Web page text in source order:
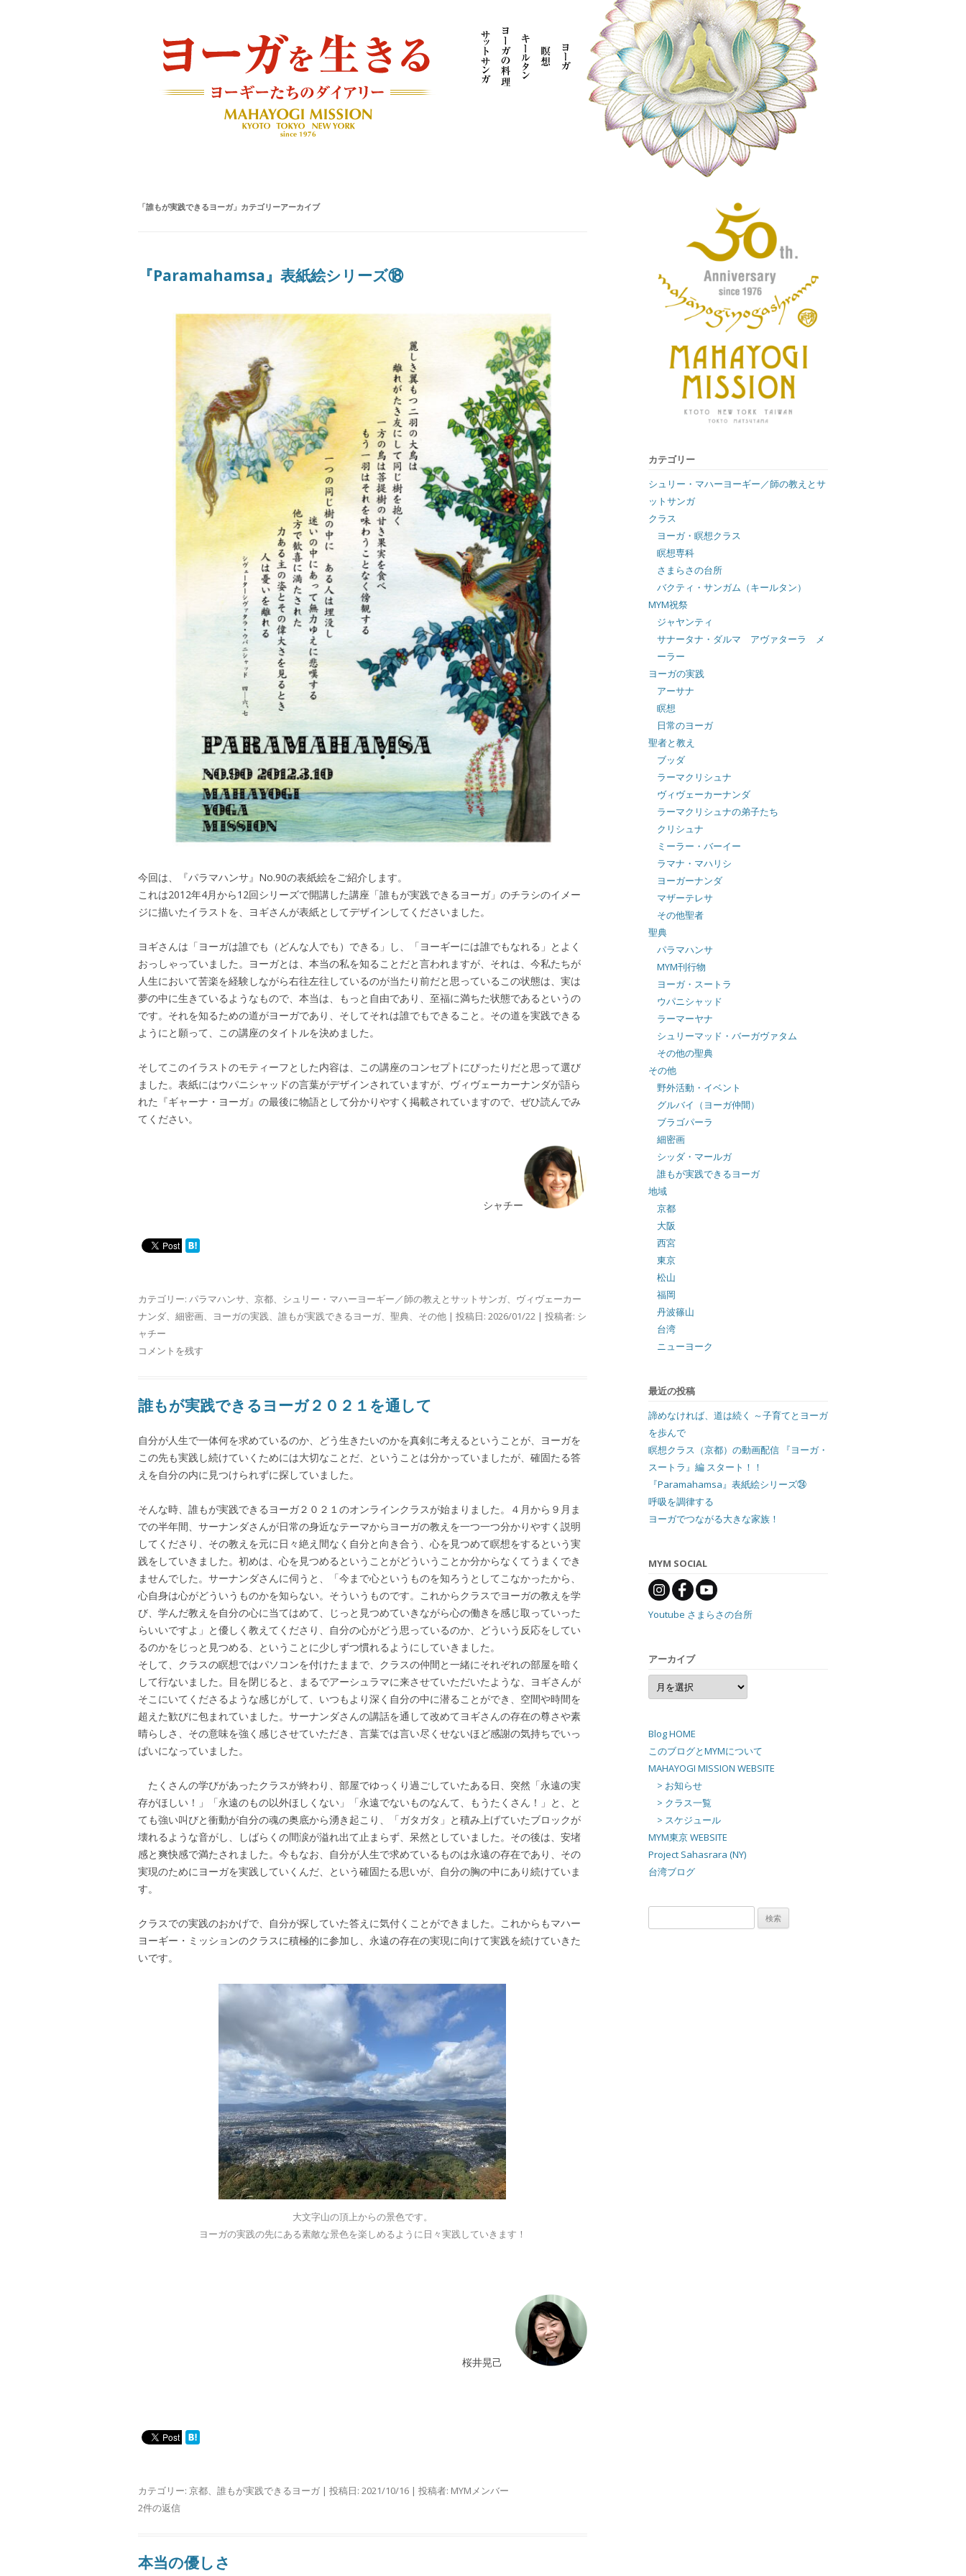
「誰もが実践できるヨーガ」カテゴリーアーカイブ
『Paramahamsa』表紙絵シリーズ⑱
今回は、『パラマハンサ』No.90の表紙絵をご紹介します。
これは2012年4月から12回シリーズで開講した講座「誰もが実践できるヨーガ」のチラシのイメー
ジに描いたイラストを、ヨギさんが表紙としてデザインしてくださいました。
ヨギさんは「ヨーガは誰でも（どんな人でも）できる」し、「ヨーギーには誰でもなれる」とよく
おっしゃっていました。ヨーガとは、本当の私を知ることだと言われますが、それは、今私たちが
人生において苦楽を経験しながら右往左往しているのが当たり前だと思っているこの状態は、実は
夢の中に生きているようなもので、本当は、もっと自由であり、至福に満ちた状態であるというの
です。それを知るための道がヨーガであり、そしてそれは誰でもできること。その道を実践できる
ようにと願って、この講座のタイトルを決めました。
そしてこのイラストのモティーフとした内容は、この講座のコンセプトにぴったりだと思って選び
ました。表紙にはウパニシャッドの言葉がデザインされていますが、ヴィヴェーカーナンダが語ら
れた『ギャーナ・ヨーガ』の最後に物語として分かりやすく掲載されていますので、ぜひ読んでみ
てください。
シャチー
カテゴリー: パラマハンサ、 京都、 シュリー・マハーヨーギー／師の教えとサットサンガ、 ヴィヴェーカー
ナンダ、 細密画、 ヨーガの実践、 誰もが実践できるヨーガ、 聖典、 その他 | 投稿日: 2026/01/22 | 投稿者: シ
ャチー
コメントを残す
誰もが実践できるヨーガ２０２１を通して
自分が人生で一体何を求めているのか、どう生きたいのかを真剣に考えるということが、ヨーガを
この先も実践し続けていくためには大切なことだ、ということは分かっていましたが、確固たる答
えを自分の内に見つけられずに探していました。
そんな時、誰もが実践できるヨーガ２０２１のオンラインクラスが始まりました。４月から９月ま
での半年間、サーナンダさんが日常の身近なテーマからヨーガの教えを一つ一つ分かりやすく説明
してくださり、その教えを元に日々絶え間なく自分と向き合う、心を見つめて瞑想をするという実
践をしていきました。初めは、心を見つめるということがどういうことか分からなくてうまくでき
ませんでした。サーナンダさんに伺うと、「今まで心というものを知ろうとしてこなかったから、
心自身は心がどういうものかを知らない。そういうものです。これからクラスでヨーガの教えを学
び、学んだ教えを自分の心に当てはめて、じっと見つめていきながら心の働きを感じ取っていった
らいいですよ」と優しく教えてくださり、自分の心がどう思っているのか、どういう反応をしてい
るのかをじっと見つめる、ということに少しずつ慣れるようにしていきました。
そして、クラスの瞑想ではパソコンを付けたままで、クラスの仲間と一緒にそれぞれの部屋を暗く
して行ないました。目を閉じると、まるでアーシュラマに来させていただいたような、ヨギさんが
そこにいてくださるような感じがして、いつもより深く自分の中に潜ることができ、空間や時間を
超えた歓びに包まれていました。サーナンダさんの講話を通して改めてヨギさんの存在の尊さや素
晴らしさ、その意味を強く感じさせていただき、言葉では言い尽くせないほど感謝の気持ちでいっ
ぱいになっていました。
たくさんの学びがあったクラスが終わり、部屋でゆっくり過ごしていたある日、突然「永遠の実
存がほしい！」「永遠のもの以外ほしくない」「永遠でないものなんて、もうたくさん！」と、と
ても強い叫びと衝動が自分の魂の奥底から湧き起こり、「ガタガタ」と積み上げていたブロックが
壊れるような音がし、しばらくの間涙が溢れ出て止まらず、呆然としていました。その後は、安堵
感と爽快感で満たされました。今もなお、自分が人生で求めているものは永遠の存在であり、その
実現のためにヨーガを実践していくんだ、という確固たる思いが、自分の胸の中にあり続けていま
す。
クラスでの実践のおかげで、自分が探していた答えに気付くことができました。これからもマハー
ヨーギー・ミッションのクラスに積極的に参加し、永遠の存在の実現に向けて実践を続けていきた
いです。
大文字山の頂上からの景色です。
ヨーガの実践の先にある素敵な景色を楽しめるように日々実践していきます！
桜井晃己
カテゴリー: 京都、 誰もが実践できるヨーガ | 投稿日: 2021/10/16 | 投稿者: MYMメンバー
2件の返信
本当の優しさ
カテゴリー
シュリー・マハーヨーギー／師の教えとサ
ットサンガ
クラス
ヨーガ・瞑想クラス
瞑想専科
さまらさの台所
バクティ・サンガム（キールタン）
MYM祝祭
ジャヤンティ
サナータナ・ダルマ アヴァターラ メ
ーラー
ヨーガの実践
アーサナ
瞑想
日常のヨーガ
聖者と教え
ブッダ
ラーマクリシュナ
ヴィヴェーカーナンダ
ラーマクリシュナの弟子たち
クリシュナ
ミーラー・バーイー
ラマナ・マハリシ
ヨーガーナンダ
マザーテレサ
その他聖者
聖典
パラマハンサ
MYM刊行物
ヨーガ・スートラ
ウパニシャッド
ラーマーヤナ
シュリーマッド・バーガヴァタム
その他の聖典
その他
野外活動・イベント
グルバイ（ヨーガ仲間）
ブラゴパーラ
細密画
シッダ・マールガ
誰もが実践できるヨーガ
地域
京都
大阪
西宮
東京
松山
福岡
丹波篠山
台湾
ニューヨーク
最近の投稿
諦めなければ、道は続く ～子育てとヨーガ
を歩んで
瞑想クラス（京都）の動画配信 『ヨーガ・
スートラ』編 スタート！！
『Paramahamsa』表紙絵シリーズ㉔
呼吸を調律する
ヨーガでつながる大きな家族！
MYM SOCIAL
Youtube さまらさの台所
アーカイブ
ア
ー
カ
Blog HOME
このブログとMYMについて
MAHAYOGI MISSION WEBSITE
> お知らせ
> クラス一覧
> スケジュール
MYM東京 WEBSITE
Project Sahasrara (NY)
台湾ブログ
索: